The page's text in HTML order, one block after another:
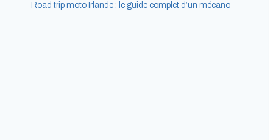
Road trip moto Irlande : le guide complet d’un mécano